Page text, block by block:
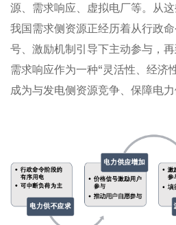
源、需求响应、虚拟电厂等。从
我国需求侧资源正经历着从行政
号、激励机制引导下主动参与，再
需求响应作为一种“灵活性、经济
成为与发电侧资源竞争、保障电力